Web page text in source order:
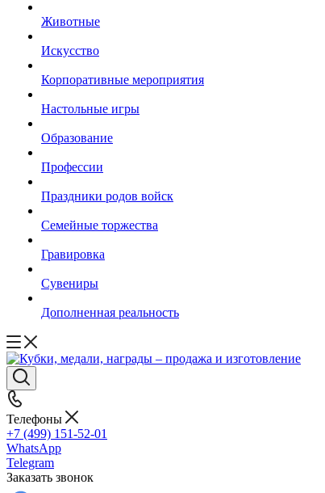
Животные
Искусство
Корпоративные мероприятия
Настольные игры
Образование
Профессии
Праздники родов войск
Семейные торжества
Гравировка
Сувениры
Дополненная реальность
Телефоны
+7 (499) 151-52-01
WhatsApp
Telegram
Заказать звонок